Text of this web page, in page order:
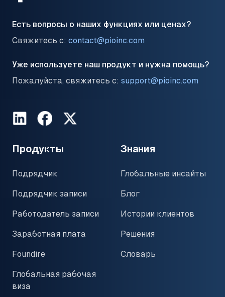
Есть вопросы о наших функциях или ценах?
Свяжитесь с: contact@pioinc.com
Уже используете наш продукт и нужна помощь?
Пожалуйста, свяжитесь с: support@pioinc.com
LinkedInFacebookTwitter
Продукты
Подрядчик
Подрядчик записи
Работодатель записи
Заработная плата
Foundire
Глобальная рабочая
виза
Знания
Глобальные инсайты
Блог
Истории клиентов
Решения
Словарь